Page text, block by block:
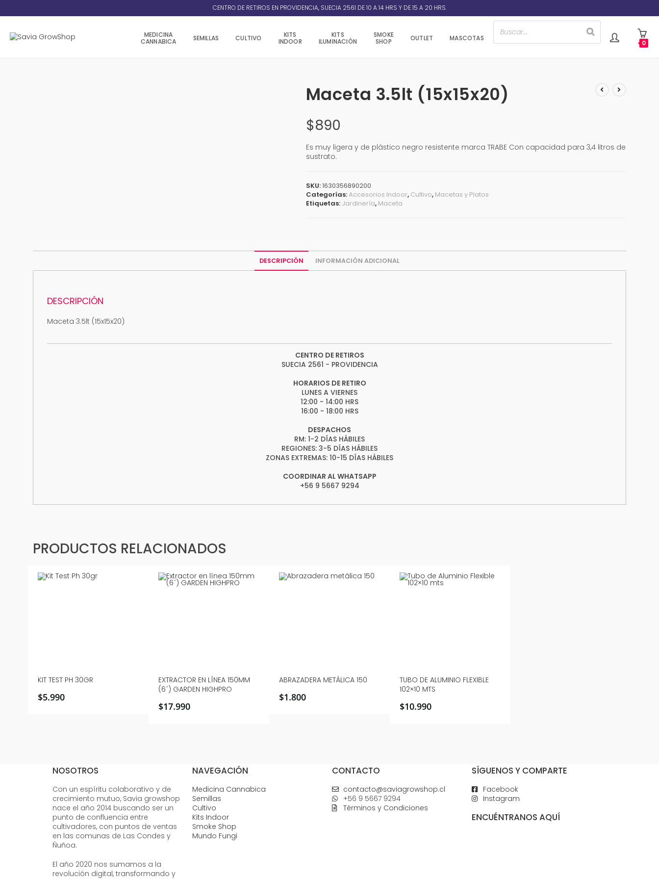
CENTRO DE RETIROS EN PROVIDENCIA, SUECIA 2561 DE 10 A 14 HRS Y DE 15 A 20 HRS.
MEDICINA
CANNABICA
SEMILLAS CULTIVO
KITS
INDOOR
KITS
ILUMINACIÓN
SMOKE
SHOP
OUTLET MASCOTAS
0
Maceta 3.5lt (15x15x20)
$890
Es muy ligera y de plástico negro resistente marca TRABE Con capacidad para 3,4 litros de
sustrato.
SKU:1630356890200
Categorías:Accesorios Indoor, Cultivo, Macetas y Platos
Etiquetas: Jardinería, Maceta
DESCRIPCIÓN INFORMACIÓN ADICIONAL
DESCRIPCIÓN
Maceta 3.5lt (15x15x20)
CENTRO DE RETIROS
SUECIA 2561 - PROVIDENCIA
HORARIOS DE RETIRO
LUNES A VIERNES
12:00 - 14:00 HRS
16:00 - 18:00 HRS
DESPACHOS
RM: 1-2 DÍAS HÁBILES
REGIONES: 3-5 DÍAS HÁBILES
ZONAS EXTREMAS: 10-15 DÍAS HÁBILES
COORDINAR AL WHATSAPP
+56 9 5667 9294
PRODUCTOS RELACIONADOS
KIT TEST PH 30GR
$5.990
EXTRACTOR EN LÍNEA 150MM
(6´) GARDEN HIGHPRO
$17.990
ABRAZADERA METÁLICA 150
$1.800
TUBO DE ALUMINIO FLEXIBLE
102×10 MTS
$10.990
NOSOTROS
Con un espíritu colaborativo y de
crecimiento mutuo, Savia growshop
nace el año 2014 buscando ser un
punto de confluencia entre
cultivadores, con puntos de ventas
en las comunas de Las Condes y
Ñuñoa.
El año 2020 nos sumamos a la
revolución digital, transformando y
NAVEGACIÓN
Medicina Cannabica
Semillas
Cultivo
Kits Indoor
Smoke Shop
Mundo Fungi
CONTACTO
contacto@saviagrowshop.cl
+56 9 5667 9294
Términos y Condiciones
SÍGUENOS Y COMPARTE
Facebook
Instagram
ENCUÉNTRANOS AQUÍ